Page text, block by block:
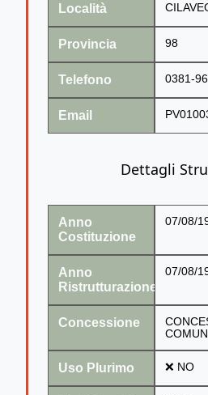
Località
Provincia 98
Telefono 0381-
Email
Dettagli
Anno
Costituzione
07/08/
Anno
Ristrutturazione
07/08/
Concessione
Uso Plurimo ❌ NO